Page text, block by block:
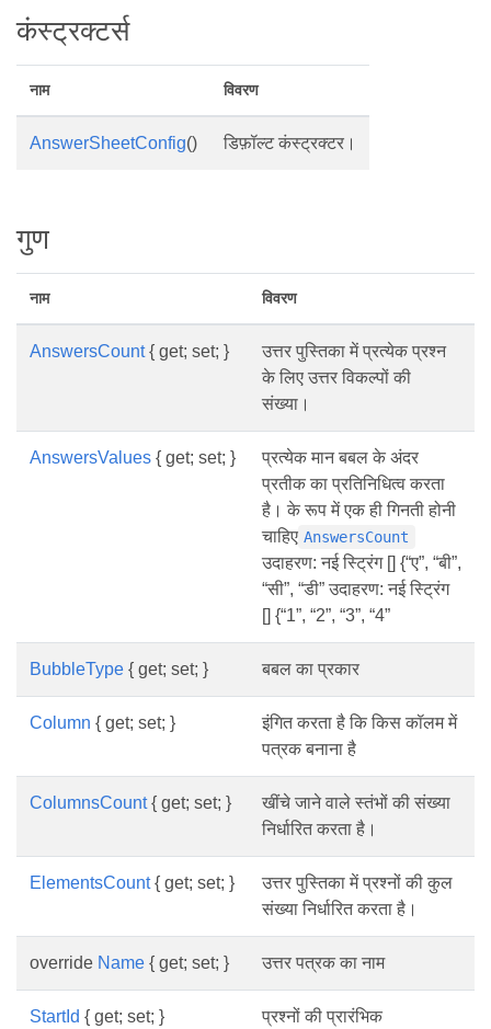
कंस्ट्रक्टर्स
नाम विवरण
AnswerSheetConfig() डिफ़ॉल्ट कंस्ट्रक्टर।
गुण
नाम विवरण
AnswersCount{ get; set; }
उत्तर पुस्तिका में प्रत्येक प्रश्न
के लिए उत्तर विकल्पों की
संख्या।
AnswersValues { get; set; }
प्रत्येक मान बबल के अंदर
प्रतीक का प्रतिनिधित्व करता
है। के रूप में एक ही गिनती होनी
चाहिए AnswersCount
उदाहरण: नई स्ट्रिंग [] {“ए”, “बी”,
“सी”, “डी” उदाहरण: नई स्ट्रिंग
[] {“1”, “2”, “3”, “4”
BubbleType { get; set; } बबल का प्रकार
Column { get; set; }
इंगित करता है कि किस कॉलम में
पत्रक बनाना है
ColumnsCount{ get; set; }
खींचे जाने वाले स्तंभों की संख्या
निर्धारित करता है।
ElementsCount{ get; set; }
उत्तर पुस्तिका में प्रश्नों की कुल
संख्या निर्धारित करता है।
override Name { get; set; } उत्तर पत्रक का नाम
StartId { get; set; }
प्रश्नों की प्रारंभिक